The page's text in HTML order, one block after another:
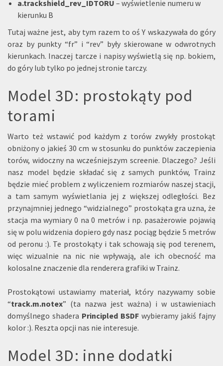
a.trackshield_rev_IDTORU – wyświetlenie numeru w
kierunku B
Tutaj ważne jest, aby tym razem to oś Y wskazywała do góry
oraz by punkty “fr” i “rev” były skierowane w odwrotnych
kierunkach. Inaczej tarcze i napisy wyświetlą się np. bokiem,
do góry lub tylko po jednej stronie tarczy.
Model 3D: prostokąty pod
torami
Warto też wstawić pod każdym z torów zwykły prostokąt
obniżony o jakieś 30 cm w stosunku do punktów zaczepienia
torów, widoczny na wcześniejszym screenie. Dlaczego? Jeśli
nasz model będzie składać się z samych punktów, Trainz
będzie mieć problem z wyliczeniem rozmiarów naszej stacji,
a tam samym wyświetlania jej z większej odległości. Bez
przynajmniej jednego “widzialnego” prostokąta gra uzna, że
stacja ma wymiary 0 na 0 metrów i np. pasażerowie pojawią
się w polu widzenia dopiero gdy nasz pociąg będzie 5 metrów
od peronu :). Te prostokąty i tak schowają się pod terenem,
więc wizualnie na nic nie wpływają, ale ich obecność ma
kolosalne znaczenie dla renderera grafiki w Trainz.
Prostokątowi ustawiamy materiał, który nazywamy sobie
“track.m.notex” (ta nazwa jest ważna) i w ustawieniach
domyślnego shadera Principled BSDF wybieramy jakiś fajny
kolor :). Reszta opcji nas nie interesuje.
Model 3D: inne dodatki